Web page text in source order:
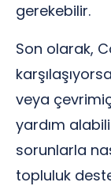
gerekebilir.
Son olarak,
veya
yardım
sorunlarla
topluluk